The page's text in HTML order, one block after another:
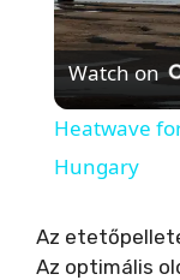
Watch on
Heatwave
Hungary
Az
Az optimális